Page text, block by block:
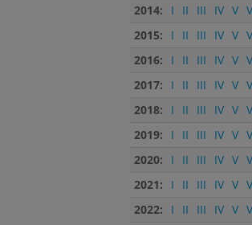
2014:
I II III IV V
2015:
I II III IV V
2016:
I II III IV V
2017:
I II III IV V
2018:
I II III IV V
2019:
I II III IV V
2020:
I II III IV V
2021:
I II III IV V
2022:
I II III IV V